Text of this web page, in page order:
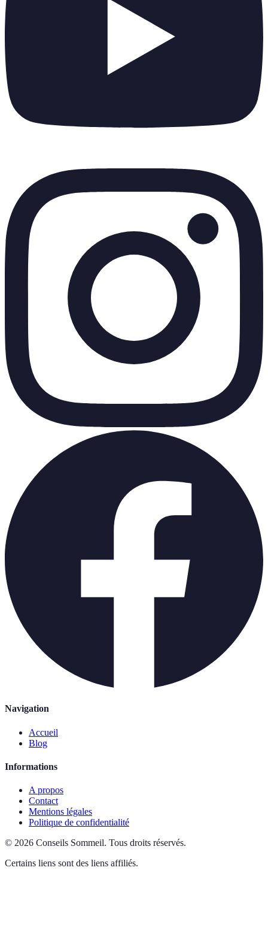
Navigation
Accueil
Blog
Informations
A propos
Contact
Mentions légales
Politique de confidentialité
© 2026 Conseils Sommeil. Tous droits réservés.
Certains liens sont des liens affiliés.